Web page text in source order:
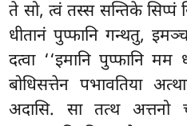
ते सो, त्वं तस्स सन्तिके सिप्पं
धीतानं पुप्फानि गन्थतु,
दत्वा ‘‘इमानि पुप्फानि मम
बोधिसत्तेन पभावतिया
अदासि. सा तत्थ